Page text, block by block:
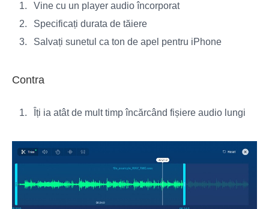
Vine cu un player audio încorporat
Specificați durata de tăiere
Salvați sunetul ca ton de apel pentru iPhone
Contra
Îți ia atât de mult timp încărcând fișiere audio lungi